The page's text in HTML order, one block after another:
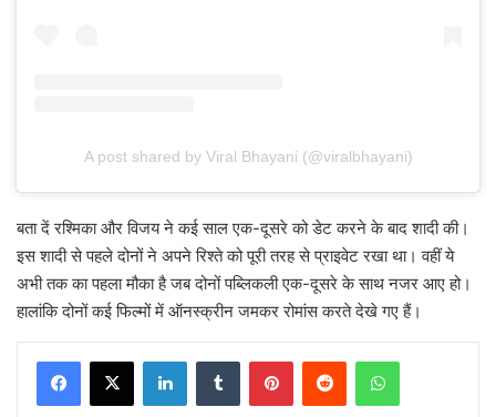
A post shared by Viral Bhayani (@viralbhayani)
बता दें रश्मिका और विजय ने कई साल एक-दूसरे को डेट करने के बाद शादी की।
इस शादी से पहले दोनों ने अपने रिश्ते को पूरी तरह से प्राइवेट रखा था। वहीं ये
अभी तक का पहला मौका है जब दोनों पब्लिकली एक-दूसरे के साथ नजर आए हो।
हालांकि दोनों कई फिल्मों में ऑनस्क्रीन जमकर रोमांस करते देखे गए हैं।
LinkedInTumblr PinterestReddit WhatsApp